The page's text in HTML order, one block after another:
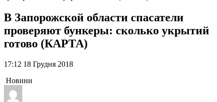
В Запорожской области спасатели
проверяют бункеры: сколько укрытий
готово (КАРТА)
17:12 18 Грудня 2018
Новини